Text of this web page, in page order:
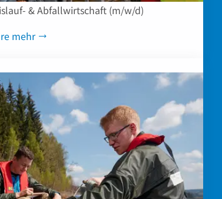
& Abfallwirtschaft (m/w/d)
mehr